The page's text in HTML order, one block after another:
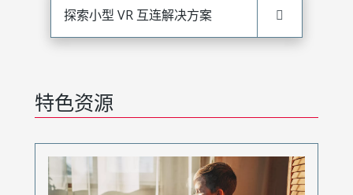
探索小型 VR 互连解决方案
特色资源